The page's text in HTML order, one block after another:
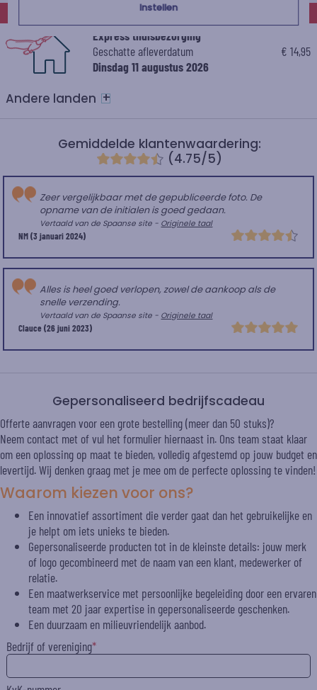
Gemiddelde klantenwaardering:
(4.75/5)
NM(3 januari 2024)
Zeer vergelijkbaar met de gepubliceerde foto. De
opname van de initialen is goed gedaan.
Vertaald van de Spaanse site - Originele taal
Clauce(26 juni 2023)
Alles is heel goed verlopen, zowel de aankoop als de
snelle verzending.
Vertaald van de Spaanse site - Originele taal
EXPRESS
Express thuisbezorging
Geschatte afleverdatum
Dinsdag 11 augustus 2026
€ 14,95
Andere landen +
Gepersonaliseerd bedrijfscadeau
Offerte aanvragen voor een grote bestelling (meer dan 50 stuks)?
Neem contact met of vul het formulier hiernaast in. Ons team staat klaar
om een oplossing op maat te bieden, volledig afgestemd op jouw budget en
levertijd. Wij denken graag met je mee om de perfecte oplossing te vinden!
Waarom kiezen voor ons?
Een innovatief assortiment die verder gaat dan het gebruikelijke en
je helpt om iets unieks te bieden.
Gepersonaliseerde producten tot in de kleinste details: jouw merk
of logo gecombineerd met de naam van een klant, medewerker of
relatie.
Een maatwerkservice met persoonlijke begeleiding door een ervaren
team met 20 jaar expertise in gepersonaliseerde geschenken.
Een duurzaam en milieuvriendelijk aanbod.
Bedrijf of vereniging
Instellen